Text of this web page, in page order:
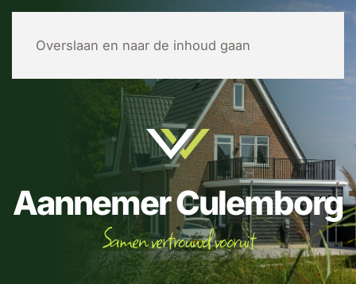
Overslaan en naar de inhoud gaan
Aannemer Culemborg
Samen vertrouwd vooruit